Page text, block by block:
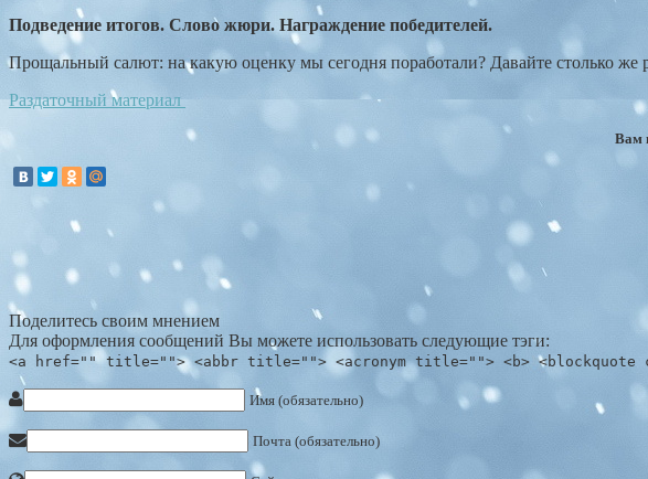
Подведение итогов. Слово жюри. Награждение победителей.
Прощальный салют: на какую оценку мы сегодня поработали? Давайте столько же
Раздаточный материал
Вам
Поделитесь своим мнением
Для оформления сообщений Вы можете использовать следующие тэги:
<a href="" title=""> <abbr title=""> <acronym title=""> <b> <blockquote
Имя (обязательно)
Почта (обязательно)